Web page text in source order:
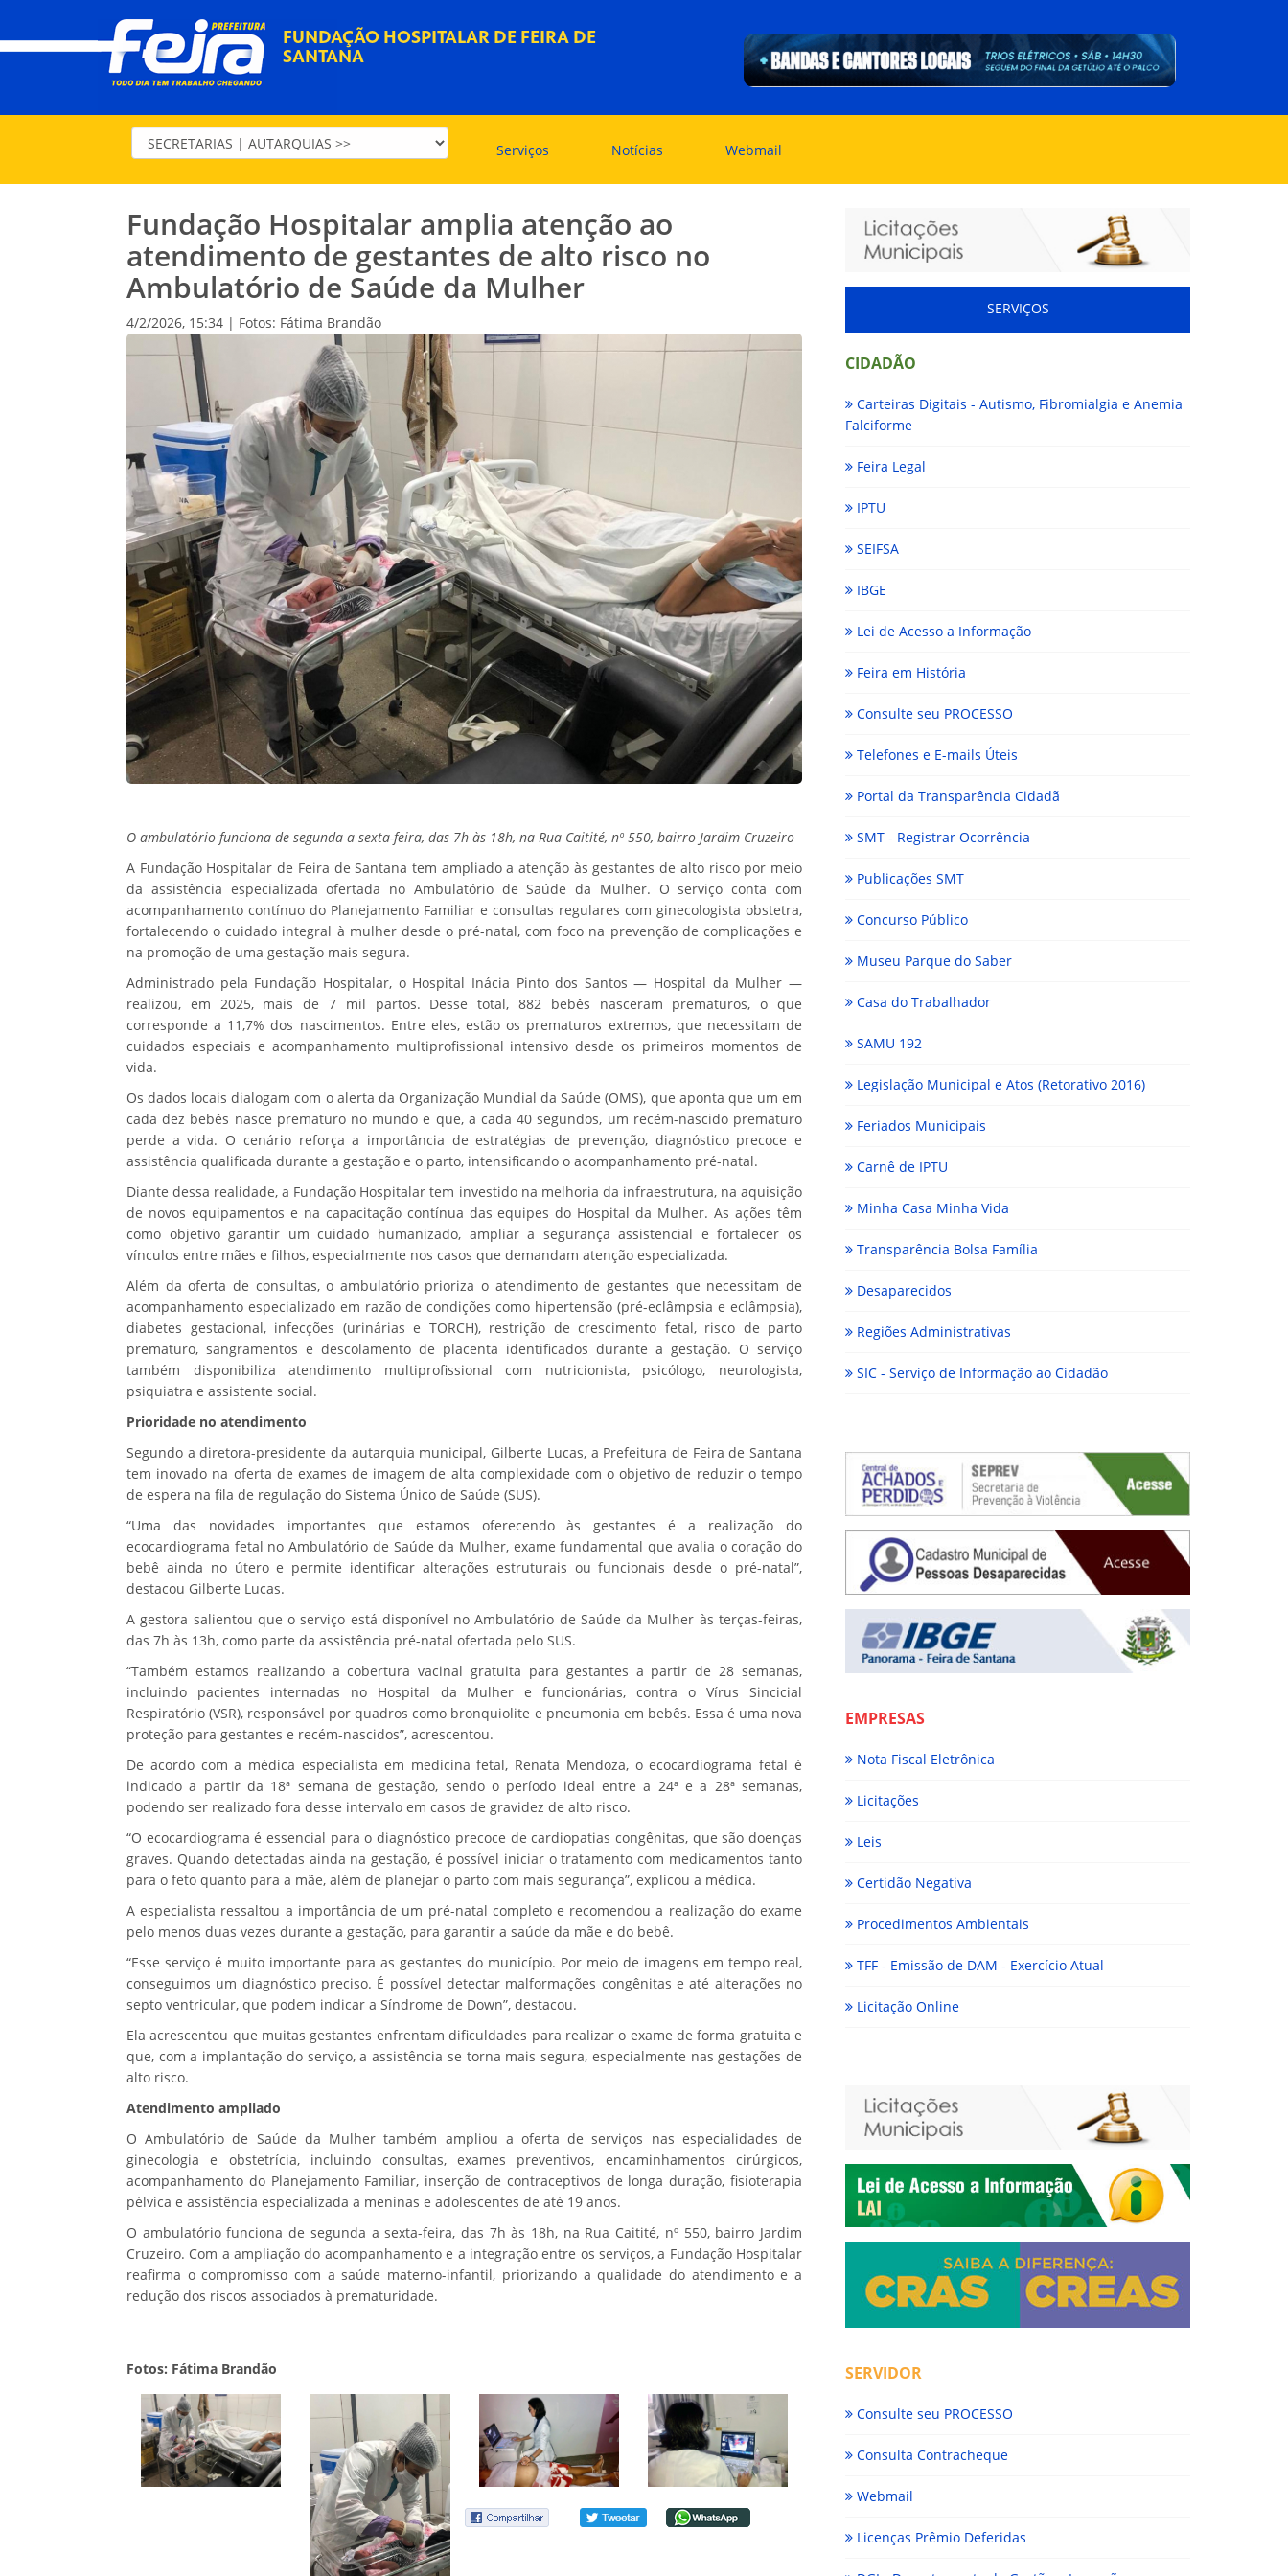
FUNDAÇÃO HOSPITALAR DE FEIRA DE
SANTANA
Serviços Notícias Webmail
Fundação Hospitalar amplia atenção ao
atendimento de gestantes de alto risco no
Ambulatório de Saúde da Mulher
4/2/2026, 15:34 | Fotos: Fátima Brandão
O ambulatório funciona de segunda a sexta-feira, das 7h às 18h, na Rua Caitité, nº 550, bairro Jardim Cruzeiro
A Fundação Hospitalar de Feira de Santana tem ampliado a atenção às gestantes de alto risco por meio
da assistência especializada ofertada no Ambulatório de Saúde da Mulher. O serviço conta com
acompanhamento contínuo do Planejamento Familiar e consultas regulares com ginecologista obstetra,
fortalecendo o cuidado integral à mulher desde o pré-natal, com foco na prevenção de complicações e
na promoção de uma gestação mais segura.
Administrado pela Fundação Hospitalar, o Hospital Inácia Pinto dos Santos — Hospital da Mulher —
realizou, em 2025, mais de 7 mil partos. Desse total, 882 bebês nasceram prematuros, o que
corresponde a 11,7% dos nascimentos. Entre eles, estão os prematuros extremos, que necessitam de
cuidados especiais e acompanhamento multiprofissional intensivo desde os primeiros momentos de
vida.
Os dados locais dialogam com o alerta da Organização Mundial da Saúde (OMS), que aponta que um em
cada dez bebês nasce prematuro no mundo e que, a cada 40 segundos, um recém-nascido prematuro
perde a vida. O cenário reforça a importância de estratégias de prevenção, diagnóstico precoce e
assistência qualificada durante a gestação e o parto, intensificando o acompanhamento pré-natal.
Diante dessa realidade, a Fundação Hospitalar tem investido na melhoria da infraestrutura, na aquisição
de novos equipamentos e na capacitação contínua das equipes do Hospital da Mulher. As ações têm
como objetivo garantir um cuidado humanizado, ampliar a segurança assistencial e fortalecer os
vínculos entre mães e filhos, especialmente nos casos que demandam atenção especializada.
Além da oferta de consultas, o ambulatório prioriza o atendimento de gestantes que necessitam de
acompanhamento especializado em razão de condições como hipertensão (pré-eclâmpsia e eclâmpsia),
diabetes gestacional, infecções (urinárias e TORCH), restrição de crescimento fetal, risco de parto
prematuro, sangramentos e descolamento de placenta identificados durante a gestação. O serviço
também disponibiliza atendimento multiprofissional com nutricionista, psicólogo, neurologista,
psiquiatra e assistente social.
Prioridade no atendimento
Segundo a diretora-presidente da autarquia municipal, Gilberte Lucas, a Prefeitura de Feira de Santana
tem inovado na oferta de exames de imagem de alta complexidade com o objetivo de reduzir o tempo
de espera na fila de regulação do Sistema Único de Saúde (SUS).
“Uma das novidades importantes que estamos oferecendo às gestantes é a realização do
ecocardiograma fetal no Ambulatório de Saúde da Mulher, exame fundamental que avalia o coração do
bebê ainda no útero e permite identificar alterações estruturais ou funcionais desde o pré-natal”,
destacou Gilberte Lucas.
A gestora salientou que o serviço está disponível no Ambulatório de Saúde da Mulher às terças-feiras,
das 7h às 13h, como parte da assistência pré-natal ofertada pelo SUS.
“Também estamos realizando a cobertura vacinal gratuita para gestantes a partir de 28 semanas,
incluindo pacientes internadas no Hospital da Mulher e funcionárias, contra o Vírus Sincicial
Respiratório (VSR), responsável por quadros como bronquiolite e pneumonia em bebês. Essa é uma nova
proteção para gestantes e recém-nascidos”, acrescentou.
De acordo com a médica especialista em medicina fetal, Renata Mendoza, o ecocardiograma fetal é
indicado a partir da 18ª semana de gestação, sendo o período ideal entre a 24ª e a 28ª semanas,
podendo ser realizado fora desse intervalo em casos de gravidez de alto risco.
“O ecocardiograma é essencial para o diagnóstico precoce de cardiopatias congênitas, que são doenças
graves. Quando detectadas ainda na gestação, é possível iniciar o tratamento com medicamentos tanto
para o feto quanto para a mãe, além de planejar o parto com mais segurança”, explicou a médica.
A especialista ressaltou a importância de um pré-natal completo e recomendou a realização do exame
pelo menos duas vezes durante a gestação, para garantir a saúde da mãe e do bebê.
“Esse serviço é muito importante para as gestantes do município. Por meio de imagens em tempo real,
conseguimos um diagnóstico preciso. É possível detectar malformações congênitas e até alterações no
septo ventricular, que podem indicar a Síndrome de Down”, destacou.
Ela acrescentou que muitas gestantes enfrentam dificuldades para realizar o exame de forma gratuita e
que, com a implantação do serviço, a assistência se torna mais segura, especialmente nas gestações de
alto risco.
Atendimento ampliado
O Ambulatório de Saúde da Mulher também ampliou a oferta de serviços nas especialidades de
ginecologia e obstetrícia, incluindo consultas, exames preventivos, encaminhamentos cirúrgicos,
acompanhamento do Planejamento Familiar, inserção de contraceptivos de longa duração, fisioterapia
pélvica e assistência especializada a meninas e adolescentes de até 19 anos.
O ambulatório funciona de segunda a sexta-feira, das 7h às 18h, na Rua Caitité, nº 550, bairro Jardim
Cruzeiro. Com a ampliação do acompanhamento e a integração entre os serviços, a Fundação Hospitalar
reafirma o compromisso com a saúde materno-infantil, priorizando a qualidade do atendimento e a
redução dos riscos associados à prematuridade.
Fotos: Fátima Brandão
SERVIÇOS
CIDADÃO
Carteiras Digitais - Autismo, Fibromialgia e Anemia
Falciforme
Feira Legal
IPTU
SEIFSA
IBGE
Lei de Acesso a Informação
Feira em História
Consulte seu PROCESSO
Telefones e E-mails Úteis
Portal da Transparência Cidadã
SMT - Registrar Ocorrência
Publicações SMT
Concurso Público
Museu Parque do Saber
Casa do Trabalhador
SAMU 192
Legislação Municipal e Atos (Retorativo 2016)
Feriados Municipais
Carnê de IPTU
Minha Casa Minha Vida
Transparência Bolsa Família
Desaparecidos
Regiões Administrativas
SIC - Serviço de Informação ao Cidadão
EMPRESAS
Nota Fiscal Eletrônica
Licitações
Leis
Certidão Negativa
Procedimentos Ambientais
TFF - Emissão de DAM - Exercício Atual
Licitação Online
SERVIDOR
Consulte seu PROCESSO
Consulta Contracheque
Webmail
Licenças Prêmio Deferidas